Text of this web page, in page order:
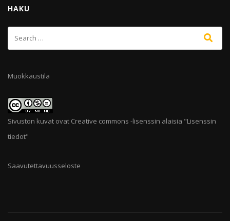
HAKU
Muokkaustila
Sivuston kuvat ovat Creative commons -lisenssin alaisia "Lisenssin
tiedot"
Saavutettavuusseloste